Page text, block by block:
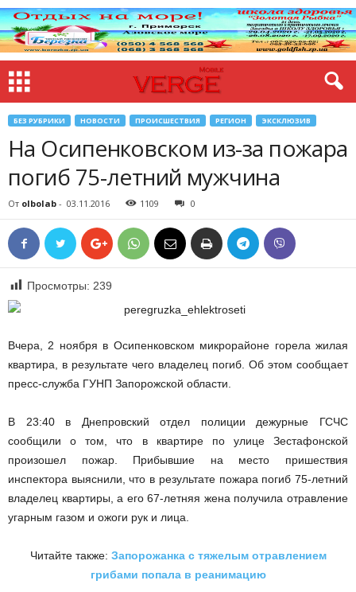
БЕЗ РУБРИКИ НОВОСТИ ПРОИСШЕСТВИЯ РЕГИОН ЭКСКЛЮЗИВ
На Осипенковском из-за пожара
погиб 75-летний мужчина
От olbolab - 03.11.2016 1109 0
Просмотры: 239
Вчера, 2 ноября в Осипенковском микрорайоне горела жилая
квартира, в результате чего владелец погиб. Об этом сообщает
пресс-служба ГУНП Запорожской области.
В 23:40 в Днепровский отдел полиции дежурные ГСЧС
сообщили о том, что в квартире по улице Зестафонской
произошел пожар. Прибывшие на место пришествия
инспектора выяснили, что в результате пожара погиб 75-летний
владелец квартиры, а его 67-летняя жена получила отравление
угарным газом и ожоги рук и лица.
Читайте также: Запорожанка с тяжелым отравлением
грибами попала в реанимацию